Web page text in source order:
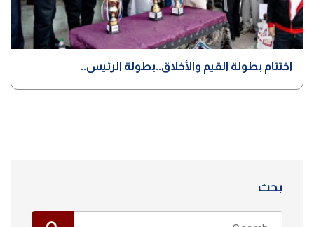
اختتام بطولة القيم والأخلاق..بطولة الرئيس..
بحث